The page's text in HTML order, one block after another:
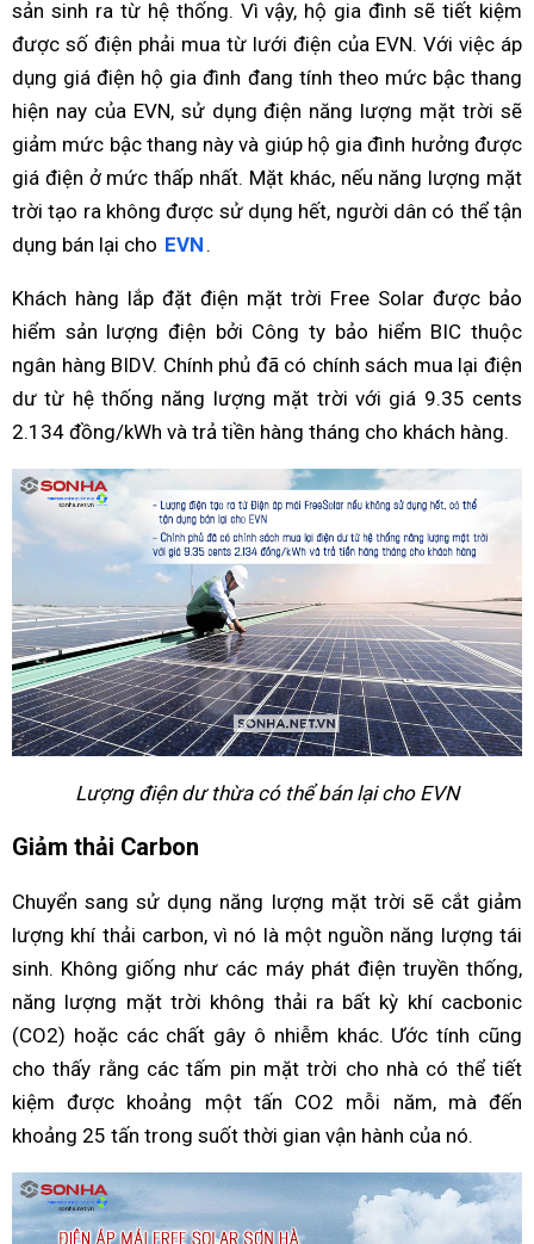
sản sinh ra từ hệ thống. Vì vậy, hộ gia đình sẽ tiết kiệm
được số điện phải mua từ lưới điện của EVN. Với việc áp
dụng giá điện hộ gia đình đang tính theo mức bậc thang
hiện nay của EVN, sử dụng điện năng lượng mặt trời sẽ
giảm mức bậc thang này và giúp hộ gia đình hưởng được
giá điện ở mức thấp nhất. Mặt khác, nếu năng lượng mặt
trời tạo ra không được sử dụng hết, người dân có thể tận
dụng bán lại cho EVN .
Khách hàng lắp đặt điện mặt trời Free Solar được bảo
hiểm sản lượng điện bởi Công ty bảo hiểm BIC thuộc
ngân hàng BIDV. Chính phủ đã có chính sách mua lại điện
dư từ hệ thống năng lượng mặt trời với giá 9.35 cents
2.134 đồng/kWh và trả tiền hàng tháng cho khách hàng.
Lượng điện dư thừa có thể bán lại cho EVN
Giảm thải Carbon
Chuyển sang sử dụng năng lượng mặt trời sẽ cắt giảm
lượng khí thải carbon, vì nó là một nguồn năng lượng tái
sinh. Không giống như các máy phát điện truyền thống,
năng lượng mặt trời không thải ra bất kỳ khí cacbonic
(CO2) hoặc các chất gây ô nhiễm khác. Ước tính cũng
cho thấy rằng các tấm pin mặt trời cho nhà có thể tiết
kiệm được khoảng một tấn CO2 mỗi năm, mà đến
khoảng 25 tấn trong suốt thời gian vận hành của nó.